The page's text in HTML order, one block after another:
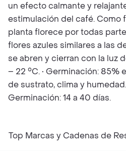
un efecto calmante y
estimulación del café. Como
planta florece por todas
flores azules similares a las
se abren y cierran con la luz
– 22 °C. • Germinación:
de sustrato, clima y
Germinación: 14 a 40 días.
Top Marcas y Cadenas de